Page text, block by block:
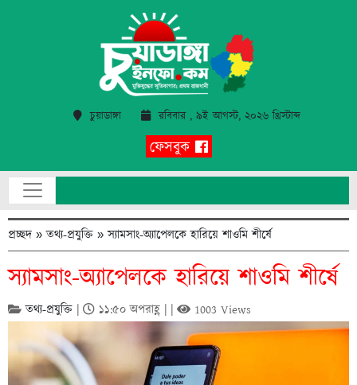
চুয়াডাঙ্গা রবিবার , ৯ই আগস্ট, ২০২৬ খ্রিস্টাব্দ
ফেসবুক
প্রচ্ছদ »তথ্য-প্রযুক্তি »স্যামসাং-অ্যাপেলকে হারিয়ে শাওমি শীর্ষে
স্যামসাং-অ্যাপেলকে হারিয়ে শাওমি শীর্ষে
তথ্য-প্রযুক্তি | ১১:৫০ অপরাহ্ণ | | 1003 Views